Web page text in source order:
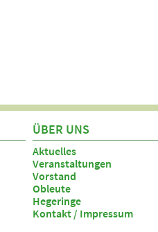
ÜBER UNS
Aktuelles
Veranstaltungen
Vorstand
Obleute
Hegeringe
Kontakt / Impressum